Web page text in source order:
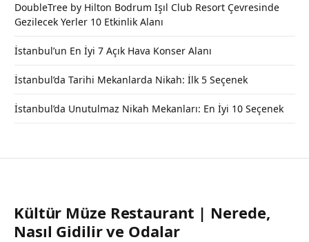
DoubleTree by Hilton Bodrum Işıl Club Resort Çevresinde
Gezilecek Yerler 10 Etkinlik Alanı
İstanbul’un En İyi 7 Açık Hava Konser Alanı
İstanbul’da Tarihi Mekanlarda Nikah: İlk 5 Seçenek
İstanbul’da Unutulmaz Nikah Mekanları: En İyi 10 Seçenek
Kültür Müze Restaurant | Nerede,
Nasıl Gidilir ve Odalar